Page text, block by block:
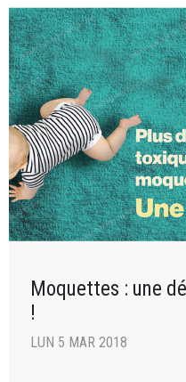
Moquettes : une
!
LUN 5 MAR 2018